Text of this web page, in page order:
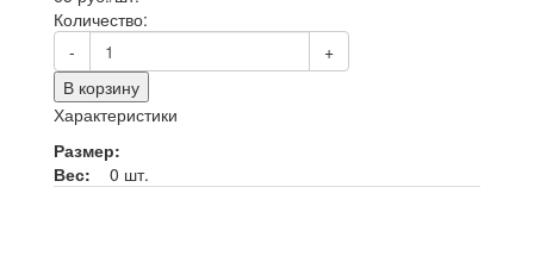
Количество:
-
+
В корзину
Характеристики
Размер:
Вес:
0 шт.